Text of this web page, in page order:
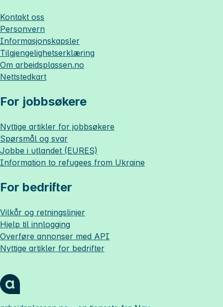
Kontakt oss
Personvern
Informasjonskapsler
Tilgjengelighetserklæring
Om arbeidsplassen.no
Nettstedkart
For jobbsøkere
Nyttige artikler for jobbsøkere
Spørsmål og svar
Jobbe i utlandet (EURES)
Information to refugees from Ukraine
For bedrifter
Vilkår og retningslinjer
Hjelp til innlogging
Overføre annonser med API
Nyttige artikler for bedrifter